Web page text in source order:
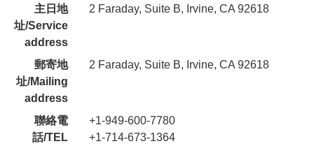
主日地
址/Service
address
2 Faraday, Suite B, Irvine, CA 92618
郵寄地
址/Mailing
address
2 Faraday, Suite B, Irvine, CA 92618
聯絡電
話/TEL
+1-949-600-7780
+1-714-673-1364